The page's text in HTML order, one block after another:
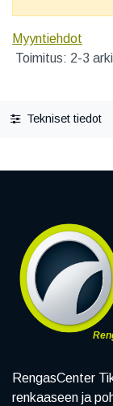
Myyntiehdot
Toimitus: 2-3
Tekniset tiedot
RengasCenter
renkaaseen ja